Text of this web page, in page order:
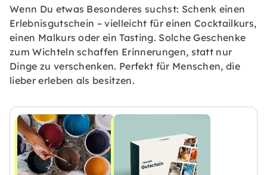
Wenn Du etwas Besonderes suchst: Schenk einen
Erlebnisgutschein – vielleicht für einen Cocktailkurs,
einen Malkurs oder ein Tasting. Solche Geschenke
zum Wichteln schaffen Erinnerungen, statt nur
Dinge zu verschenken. Perfekt für Menschen, die
lieber erleben als besitzen.